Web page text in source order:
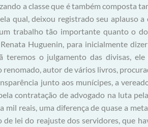
a classe que é também composta
qual, deixou registrado seu aplauso
trabalho tão importante quanto o
Huguenin, para inicialmente
teremos o julgamento das divisas,
renomado, autor de vários livros,
junto aos munícipes, a
contratação de advogado na luta
mil reais, uma diferença de quase a
lei do reajuste dos servidores, que